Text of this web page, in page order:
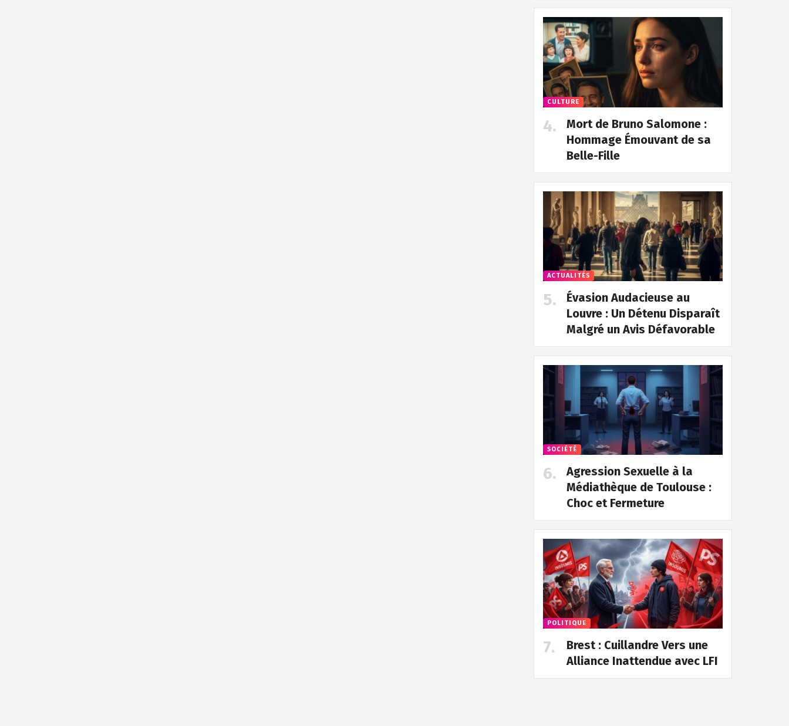
CULTURE
Mort de Bruno Salomone :
Hommage Émouvant de sa
Belle-Fille
ACTUALITÉS
Évasion Audacieuse au
Louvre : Un Détenu Disparaît
Malgré un Avis Défavorable
SOCIÉTÉ
Agression Sexuelle à la
Médiathèque de Toulouse :
Choc et Fermeture
POLITIQUE
Brest : Cuillandre Vers une
Alliance Inattendue avec LFI